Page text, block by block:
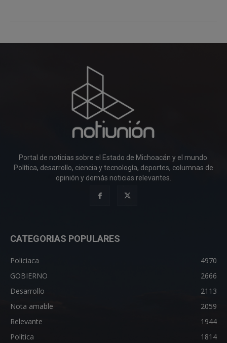
Portal de noticias sobre el Estado de Michoacán y el mundo.
Política, desarrollo, ciencia y tecnología, deportes, columnas de
opinión y demás noticias relevantes.
CATEGORIAS POPULARES
Policiaca
4970
GOBIERNO
2666
Desarrollo
2113
Nota amable
2059
Relevante
1944
Política
1814